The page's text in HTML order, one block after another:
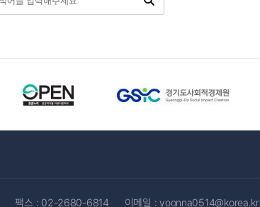
팩스 : 02-2680-6814 이메일 :yoonna0514@korea.kr